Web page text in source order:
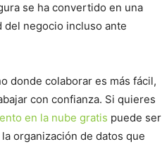
se ha convertido en una
del negocio incluso ante
donde colaborar es más fácil,
con confianza. Si quieres
en la nube gratis puede ser
organización de datos que